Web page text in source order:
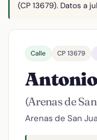
(CP 13679). Datos a
Calle CP 13679
(Arenas de
Arenas de San